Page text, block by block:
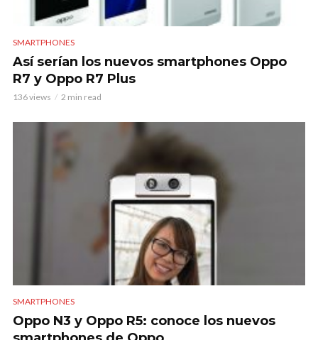
SMARTPHONES
Así serían los nuevos smartphones Oppo
R7 y Oppo R7 Plus
136 views 2 min read
SMARTPHONES
Oppo N3 y Oppo R5: conoce los nuevos